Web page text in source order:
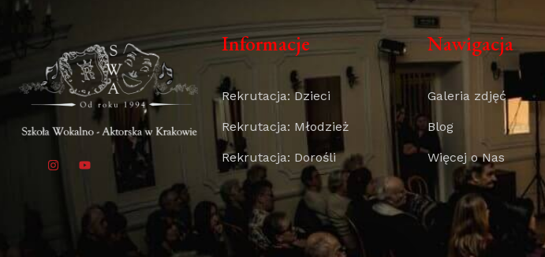
Informacje
Rekrutacja: Dzieci
Rekrutacja: Młodzież
Rekrutacja: Dorośli
Nawigacja
Galeria zdjęć
Blog
Więcej o Nas